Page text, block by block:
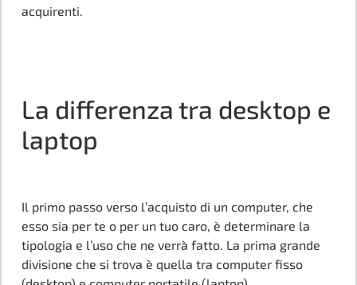
acquirenti.
La differenza tra desktop e
laptop
Il primo passo verso l’acquisto di un computer, che
esso sia per te o per un tuo caro, è determinare la
tipologia e l’uso che ne verrà fatto. La prima grande
divisione che si trova è quella tra computer fisso